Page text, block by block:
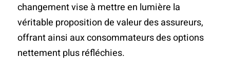
changement vise à mettre en lumière la
véritable proposition de valeur des assureurs,
offrant ainsi aux consommateurs des options
nettement plus réfléchies.